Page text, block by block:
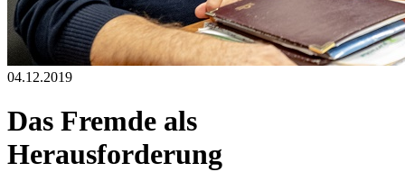
04.12.2019
Das Fremde als
Herausforderung